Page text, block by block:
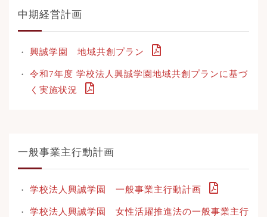
中期経営計画
興誠学園 地域共創プラン
令和7年度 学校法人興誠学園地域共創プランに基づ
く実施状況
一般事業主行動計画
学校法人興誠学園 一般事業主行動計画
学校法人興誠学園 女性活躍推進法の一般事業主行